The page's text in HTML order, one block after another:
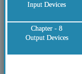
Input Devices
Chapter - 8
Output Devices